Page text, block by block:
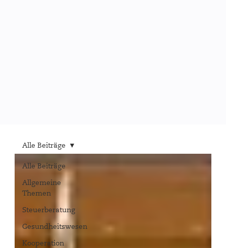
Alle Beiträge
Allgemeine
Themen
Steuerberatung
Gesundheitswesen
Kooperation
Alle Beiträge